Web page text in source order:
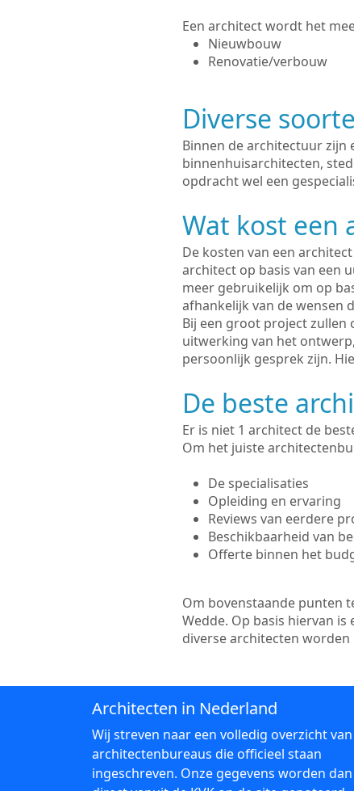
Een architect wordt het
Nieuwbouw
Renovatie/verbouw
Diverse
Binnen de architectuur zijn
binnenhuisarchitecten,
opdracht wel een
Wat kost een
De kosten van een
architect op basis van een
meer gebruikelijk om op
afhankelijk van de wensen
Bij een groot project zullen
uitwerking van het
persoonlijk gesprek zijn.
De beste
Er is niet 1 architect de
Om het juiste
De specialisaties
Opleiding en ervaring
Reviews van eerdere
Beschikbaarheid van
Offerte binnen het
Om bovenstaande punten
Wedde. Op basis hiervan
diverse architecten worden
Architecten in Nederland
Wij streven naar een volledig overzicht van
architectenbureaus die officieel staan
ingeschreven. Onze gegevens worden